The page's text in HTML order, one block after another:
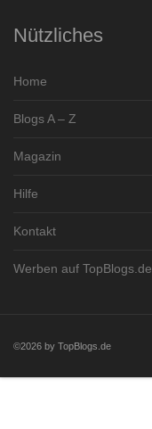
Nützliches
Home
Blogs A – Z
Magazin
Hilfe
Kontakt
Werben auf TopBlogs.de
©2026 by TopBlogs.de